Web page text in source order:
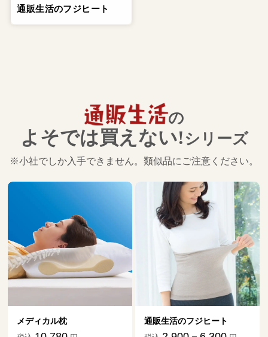
通販生活のフジヒート
の
よそでは買えない!シリーズ
※小社でしか入手できません。類似品にご注意ください。
メディカル枕 通販生活のフジヒート